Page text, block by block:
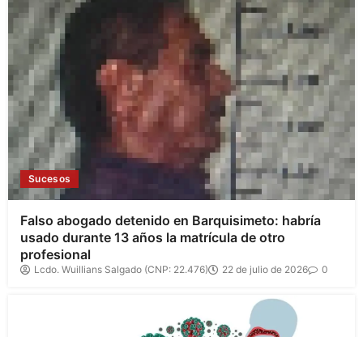
Sucesos
Falso abogado detenido en Barquisimeto: habría
usado durante 13 años la matrícula de otro
profesional
Lcdo. Wuillians Salgado (CNP: 22.476) 22 de julio de 2026 0